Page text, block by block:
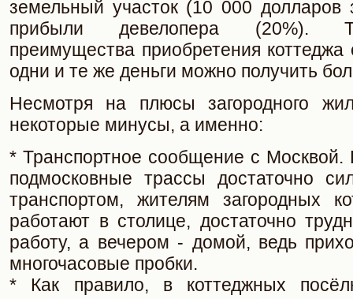
земельный участок (10 000 долларов
прибыли девелопера (20%).
преимущества приобретения
одни и те же деньги можно получить
Несмотря на плюсы загородного
некоторые минусы, а именно:
* Транспортное сообщение с Москвой.
подмосковные трассы достаточно
транспортом, жителям загородных
работают в столице, достаточно
работу, а вечером - домой, ведь
многочасовые пробки.
* Как правило, в коттеджных